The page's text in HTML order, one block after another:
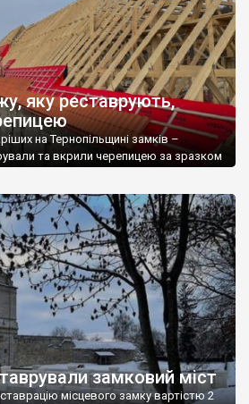
яку реставрують,
на Тернопільщині замків –
та вкрили черепицею за зразком
роботи, на які передбачено 14 млн
року. Спеціалісти-реставратори з
консультують наших будівельників в
даху площею у 2 200 кв. м. […]
замковий міст
місцевого замку вартістю 2